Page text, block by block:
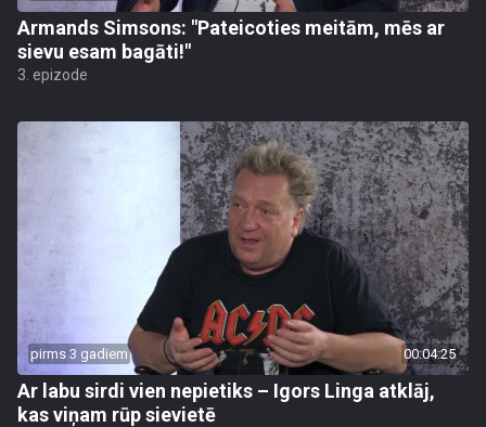
Armands Simsons: "Pateicoties meitām, mēs ar
sievu esam bagāti!"
3. epizode
pirms 3 gadiem 00:04:25
Ar labu sirdi vien nepietiks – Igors Linga atklāj,
kas viņam rūp sievietē